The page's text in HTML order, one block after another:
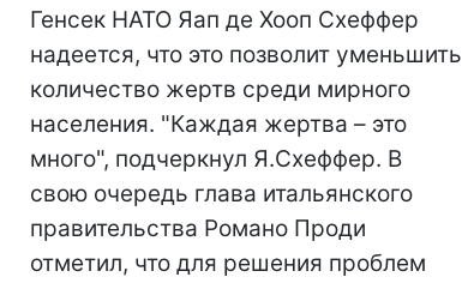
Генсек НАТО Яап де Хооп Схеффер
надеется, что это позволит уменьшить
количество жертв среди мирного
населения. "Каждая жертва – это
много", подчеркнул Я.Схеффер. В
свою очередь глава итальянского
правительства Романо Проди
отметил, что для решения проблем